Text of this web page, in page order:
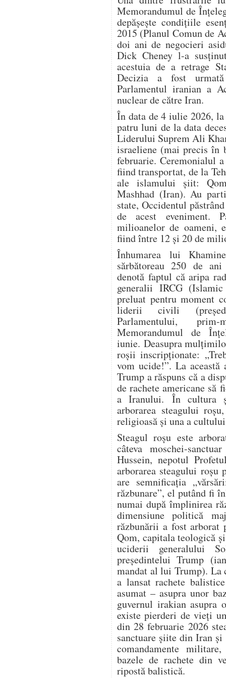
Memorandumul de
depășește condițiile
2015 (Planul Comun de
doi ani de negocieri
Dick Cheney l-a
acestuia de a retrage
Decizia a fost
Parlamentul iranian a
nuclear de către Iran.
În data de 4 iulie 2026,
patru luni de la data
Liderului Suprem Ali
israeliene (mai precis în
februarie. Ceremonialul
fiind transportat, de la
ale islamului șiit:
Mashhad (Iran). Au
state, Occidentul
de acest eveniment.
milioanelor de oameni,
fiind între 12 și 20 de
Înhumarea lui
sărbătoreau 250 de
denotă faptul că aripa
generalii IRCG
preluat pentru moment
liderii civili
Parlamentului,
Memorandumul de
iunie. Deasupra
roșii inscripționate:
vom ucide!”. La această
Trump a răspuns că a
de rachete americane să
a Iranului. În cultura
arborarea steagului
religioasă și una a
Steagul roșu este
câteva moschei-
Hussein, nepotul
arborarea steagului roșu
are semnificația
răzbunare”, el putând fi
numai după împlinirea
dimensiune politică
răzbunării a fost arborat
Qom, capitala teologică
uciderii generalului
președintelui Trump
mandat al lui Trump). La
a lansat rachete
asumat – asupra unor
guvernul irakian asupra
existe pierderi de vieți
din 28 februarie 2026
sanctuare șiite din Iran
comandamente
bazele de rachete din
ripostă balistică.